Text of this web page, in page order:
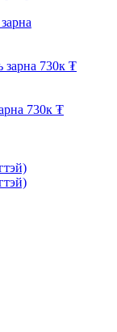
730к ₮